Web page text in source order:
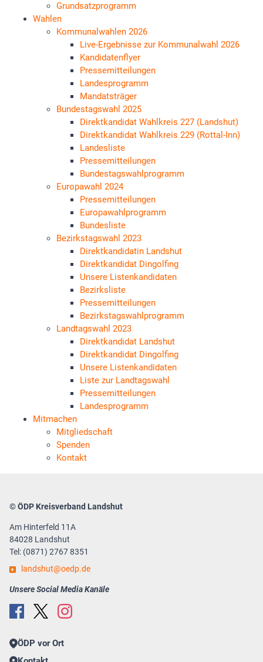
Grundsatzprogramm
Wahlen
Kommunalwahlen 2026
Live-Ergebnisse zur Kommunalwahl 2026
Kandidatenflyer
Pressemitteilungen
Landesprogramm
Mandatsträger
Bundestagswahl 2025
Direktkandidat Wahlkreis 227 (Landshut)
Direktkandidat Wahlkreis 229 (Rottal-Inn)
Landesliste
Pressemitteilungen
Bundestagswahlprogramm
Europawahl 2024
Pressemitteilungen
Europawahlprogramm
Bundesliste
Bezirkstagswahl 2023
Direktkandidatin Landshut
Direktkandidat Dingolfing
Unsere Listenkandidaten
Bezirksliste
Pressemitteilungen
Bezirkstagswahlprogramm
Landtagswahl 2023
Direktkandidat Landshut
Direktkandidat Dingolfing
Unsere Listenkandidaten
Liste zur Landtagswahl
Pressemitteilungen
Landesprogramm
Mitmachen
Mitgliedschaft
Spenden
Kontakt
© ÖDP Kreisverband Landshut
Am Hinterfeld 11A
84028 Landshut
Tel: (0871) 2767 8351
landshut
oedp.de
Unsere Social Media Kanäle
ÖDP vor Ort